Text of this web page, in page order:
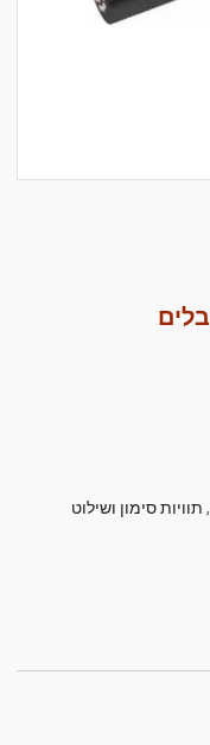
, תוויות סימון ושילוט